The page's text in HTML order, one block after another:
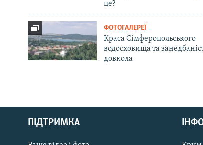
Русский
Qırımtatar
це?
ФОТОГАЛЕРЕЇ
Краса Сімферопольського
водосховища та
довкола
ПІДТРИМКА